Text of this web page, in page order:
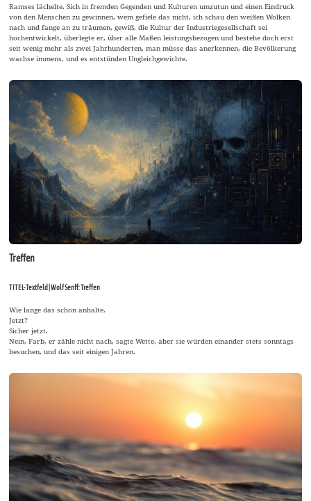
Ramses lächelte. Sich in fremden Gegenden und Kulturen umzutun und einen Eindruck
von den Menschen zu gewinnen, wem gefiele das nicht, ich schau den weißen Wolken
nach und fange an zu träumen, gewiß, die Kultur der Industriegesellschaft sei
hochentwickelt, überlegte er, über alle Maßen leistungsbezogen und bestehe doch erst
seit wenig mehr als zwei Jahrhunderten, man müsse das anerkennen, die Bevölkerung
wachse immens, und es entstünden Ungleichgewichte.
Treffen
TITEL-Textfeld | Wolf Senff: Treffen
Wie lange das schon anhalte.
Jetzt?
Sicher jetzt.
Nein, Farb, er zähle nicht nach, sagte Wette, aber sie würden einander stets sonntags
besuchen, und das seit einigen Jahren.